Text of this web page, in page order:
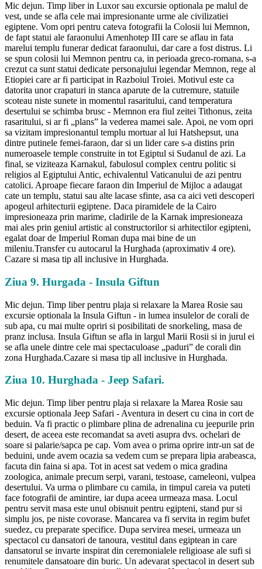
Mic dejun. Timp liber in Luxor sau excursie optionala pe malul de
vest, unde se afla cele mai impresionante urme ale civilizatiei
egiptene. Vom opri pentru cateva fotografii la Colosii lui Memnon,
de fapt statui ale faraonului Amenhotep III care se aflau in fata
marelui templu funerar dedicat faraonului, dar care a fost distrus. Li
se spun colosii lui Memnon pentru ca, in perioada greco-romana, s-a
crezut ca sunt statui dedicate personajului legendar Memnon, rege al
Etiopiei care ar fi participat in Razboiul Troiei. Motivul este ca
datorita unor crapaturi in stanca aparute de la cutremure, statuile
scoteau niste sunete in momentul rasaritului, cand temperatura
desertului se schimba brusc - Memnon era fiul zeitei Tithonus, zeita
rasaritului, si ar fi „plans” la vederea mamei sale. Apoi, ne vom opri
sa vizitam impresionantul templu mortuar al lui Hatshepsut, una
dintre putinele femei-faraon, dar si un lider care s-a distins prin
numeroasele temple construite in tot Egiptul si Sudanul de azi. La
final, se viziteaza Karnakul, fabulosul complex centru politic si
religios al Egiptului Antic, echivalentul Vaticanului de azi pentru
catolici. Aproape fiecare faraon din Imperiul de Mijloc a adaugat
cate un templu, statui sau alte lacase sfinte, asa ca aici veti descoperi
apogeul arhitecturii egiptene. Daca piramidele de la Cairo
impresioneaza prin marime, cladirile de la Karnak impresioneaza
mai ales prin geniul artistic al constructorilor si arhitectilor egipteni,
egalat doar de Imperiul Roman dupa mai bine de un
mileniu.Transfer cu autocarul la Hurghada (aproximativ 4 ore).
Cazare si masa tip all inclusive in Hurghada.
Ziua 9. Hurgada - Insula Giftun
Mic dejun. Timp liber pentru plaja si relaxare la Marea Rosie sau
excursie optionala la Insula Giftun - in lumea insulelor de corali de
sub apa, cu mai multe opriri si posibilitati de snorkeling, masa de
pranz inclusa. Insula Giftun se afla in largul Marii Rosii si in jurul ei
se afla unele dintre cele mai spectaculoase „paduri” de corali din
zona Hurghada.Cazare si masa tip all inclusive in Hurghada.
Ziua 10. Hurghada - Jeep Safari.
Mic dejun. Timp liber pentru plaja si relaxare la Marea Rosie sau
excursie optionala Jeep Safari - Aventura in desert cu cina in cort de
beduin. Va fi practic o plimbare plina de adrenalina cu jeepurile prin
desert, de aceea este recomandat sa aveti asupra dvs. ochelari de
soare si palarie/sapca pe cap. Vom avea o prima oprire intr-un sat de
beduini, unde avem ocazia sa vedem cum se prepara lipia arabeasca,
facuta din faina si apa. Tot in acest sat vedem o mica gradina
zoologica, animale precum serpi, varani, testoase, cameleoni, vulpea
desertului. Va urma o plimbare cu camila, in timpul careia va puteti
face fotografii de amintire, iar dupa aceea urmeaza masa. Locul
pentru servit masa este unul obisnuit pentru egipteni, stand pur si
simplu jos, pe niste covorase. Mancarea va fi servita in regim bufet
suedez, cu preparate specifice. Dupa servirea mesei, urmeaza un
spectacol cu dansatori de tanoura, vestitul dans egiptean in care
dansatorul se invarte inspirat din ceremonialele religioase ale sufi si
renumitele dansatoare din buric. Un adevarat spectacol in desert sub